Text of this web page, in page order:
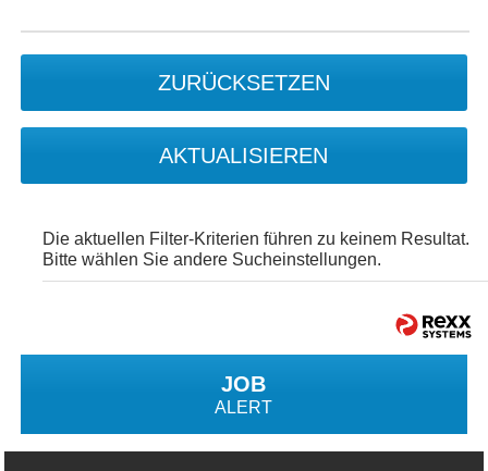
ZURÜCKSETZEN
AKTUALISIEREN
Die aktuellen Filter-Kriterien führen zu keinem Resultat.
Bitte wählen Sie andere Sucheinstellungen.
JOB
ALERT